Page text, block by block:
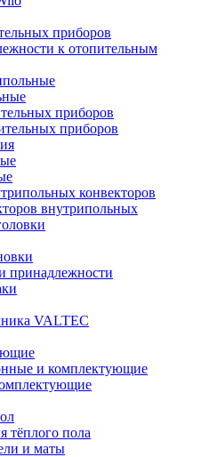
приборов
к отопительным
приборов
приборов
конвекторов
внутрипольных
принадлежности
VALTEC
и комплектующие
тёплого пола
и маты